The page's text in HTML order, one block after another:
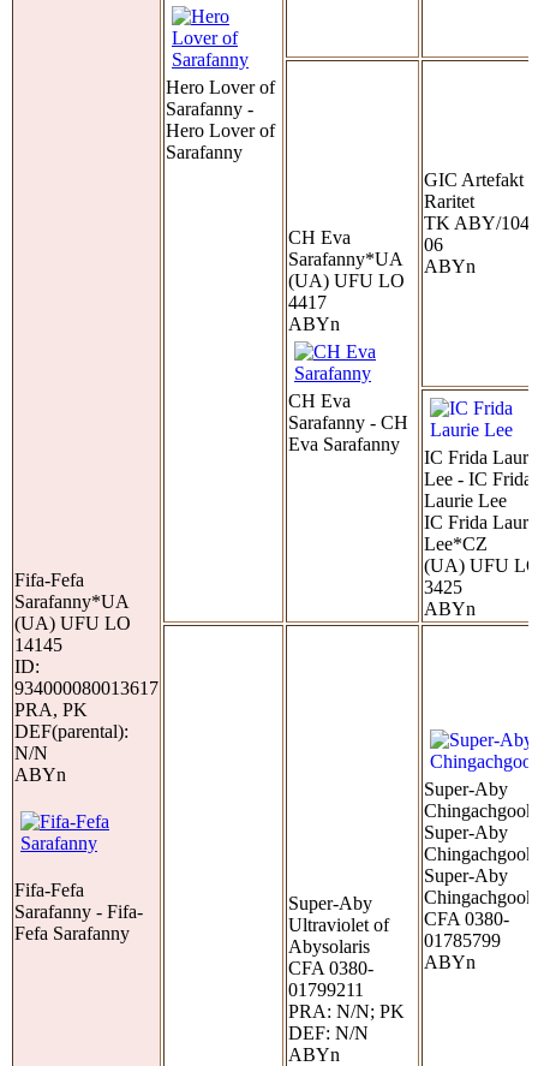
Fifa-Fefa
Sarafanny*UA
(UA) UFU LO
14145
ID:
934000080013617
PRA, PK
DEF(parental):
N/N
ABYn
Fifa-Fefa
Sarafanny - Fifa-
Fefa Sarafanny
Hero Lover of
Sarafanny -
Hero Lover of
Sarafanny
CH Eva
Sarafanny*UA
(UA) UFU LO
4417
ABYn
CH Eva
Sarafanny - CH
Eva Sarafanny
GIC Artefakt
Raritet
TK ABY/
06
ABYn
IC Frida
Lee - IC Frida
Laurie Lee
IC Frida
Lee*CZ
(UA) UFU
3425
ABYn
Super-Aby
Ultraviolet of
Abysolaris
CFA 0380-
01799211
PRA: N/N; PK
DEF: N/N
ABYn
Super-Aby
Super-Aby
Chingachgook
Super-Aby
Chingachgook
CFA 0380-
01785799
ABYn